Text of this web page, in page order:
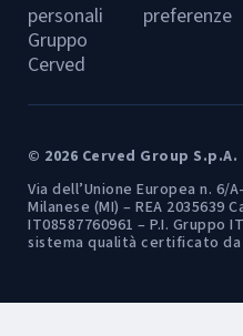
personali
Gruppo
Cerved
preferenze
© 2026 Cerved Group S.p.A.
Via dell’Unione Europea n. 6/
Milanese (MI) – REA 2035639
IT08587760961 – P.I. Gruppo
sistema qualità certificato da